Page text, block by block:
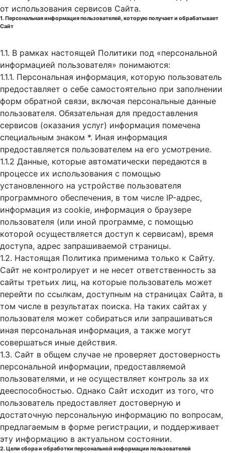
от использования сервисов Сайта.
1. Персональная информация пользователей, которую получает и обрабатывает
Сайт
1.1. В рамках настоящей Политики под «персональной
информацией пользователя» понимаются:
1.1.1. Персональная информация, которую пользователь
предоставляет о себе самостоятельно при заполнении
форм обратной связи, включая персональные данные
пользователя. Обязательная для предоставления
сервисов (оказания услуг) информация помечена
специальным знаком *. Иная информация
предоставляется пользователем на его усмотрение.
1.1.2 Данные, которые автоматически передаются в
процессе их использования с помощью
установленного на устройстве пользователя
программного обеспечения, в том числе IP-адрес,
информация из cookie, информация о браузере
пользователя (или иной программе, с помощью
которой осуществляется доступ к cервисам), время
доступа, адрес запрашиваемой страницы.
1.2. Настоящая Политика применима только к Сайту.
Сайт не контролирует и не несет ответственность за
сайты третьих лиц, на которые пользователь может
перейти по ссылкам, доступным на страницах Сайта, в
том числе в результатах поиска. На таких сайтах у
пользователя может собираться или запрашиваться
иная персональная информация, а также могут
совершаться иные действия.
1.3. Сайт в общем случае не проверяет достоверность
персональной информации, предоставляемой
пользователями, и не осуществляет контроль за их
дееспособностью. Однако Сайт исходит из того, что
пользователь предоставляет достоверную и
достаточную персональную информацию по вопросам,
предлагаемым в форме регистрации, и поддерживает
эту информацию в актуальном состоянии.
2. Цели сбора и обработки персональной информации пользователей